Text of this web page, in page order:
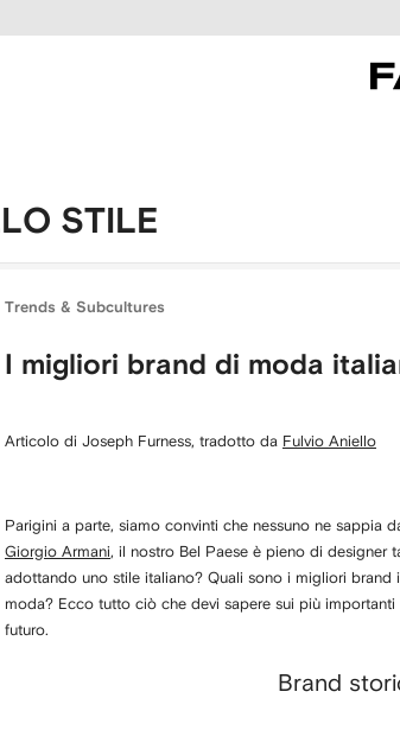
STILE
Trends & Subcultures
I migliori brand di moda
Articolo di Joseph Furness, tradotto da Fulvio Aniello
Parigini a parte, siamo convinti che nessuno ne sappia
Giorgio Armani, il nostro Bel Paese è pieno di designer
adottando uno stile italiano? Quali sono i migliori
moda? Ecco tutto ciò che devi sapere sui più
futuro.
Brand